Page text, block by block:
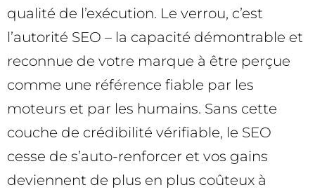
qualité de l’exécution. Le verrou, c’est
l’autorité SEO – la capacité démontrable et
reconnue de votre marque à être perçue
comme une référence fiable par les
moteurs et par les humains. Sans cette
couche de crédibilité vérifiable, le SEO
cesse de s’auto-renforcer et vos gains
deviennent de plus en plus coûteux à